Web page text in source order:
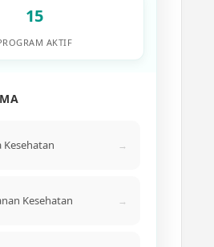
15
AKTIF
Kesehatan →
Kesehatan →